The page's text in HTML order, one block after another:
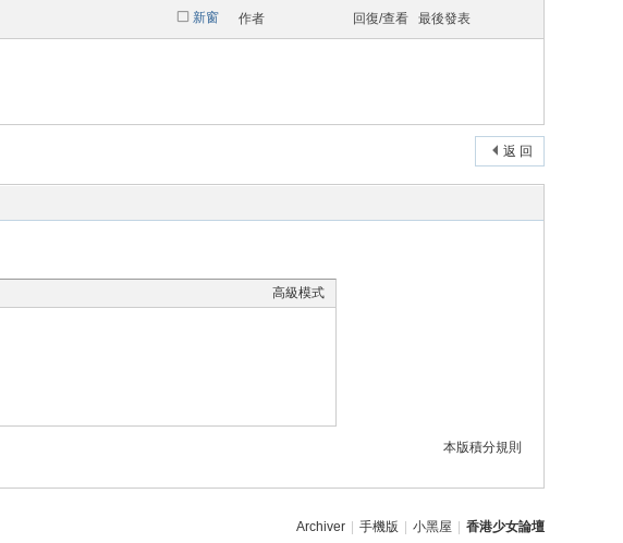
新窗 作者 回復/查看 最後發表
返 回
高級模式
本版積分規則
Archiver 手機版 小黑屋 香港少女論壇